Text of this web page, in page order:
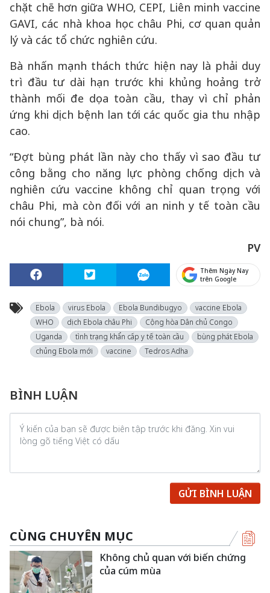
chặt chẽ hơn giữa WHO, CEPI, Liên minh vaccine
GAVI, các nhà khoa học châu Phi, cơ quan quản
lý và các tổ chức nghiên cứu.
Bà nhấn mạnh thách thức hiện nay là phải duy
trì đầu tư dài hạn trước khi khủng hoảng trở
thành mối đe dọa toàn cầu, thay vì chỉ phản
ứng khi dịch bệnh lan tới các quốc gia thu nhập
cao.
“Đợt bùng phát lần này cho thấy vì sao đầu tư
công bằng cho năng lực phòng chống dịch và
nghiên cứu vaccine không chỉ quan trọng với
châu Phi, mà còn đối với an ninh y tế toàn cầu
nói chung”, bà nói.
PV
Thêm Ngày Nay
trên Google
Ebola virus Ebola Ebola Bundibugyo
vaccine Ebola
WHO
dịch Ebola châu Phi
Cộng hòa Dân chủ Congo
Uganda
tình trạng khẩn cấp y tế toàn cầu
bùng phát Ebola
chủng Ebola mới
vaccine Tedros Adha
BÌNH LUẬN
GỬI BÌNH LUẬN
CÙNG CHUYÊN MỤC
Không chủ quan với biến chứng
của cúm mùa